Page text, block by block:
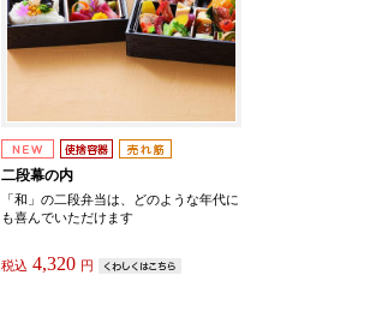
二段幕の内
「和」の二段弁当は、どのような年代に
も喜んでいただけます
税込 4,320 円